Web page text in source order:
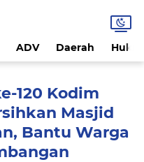
ADV Daerah
120 Kodim
Masjid
Bantu Warga